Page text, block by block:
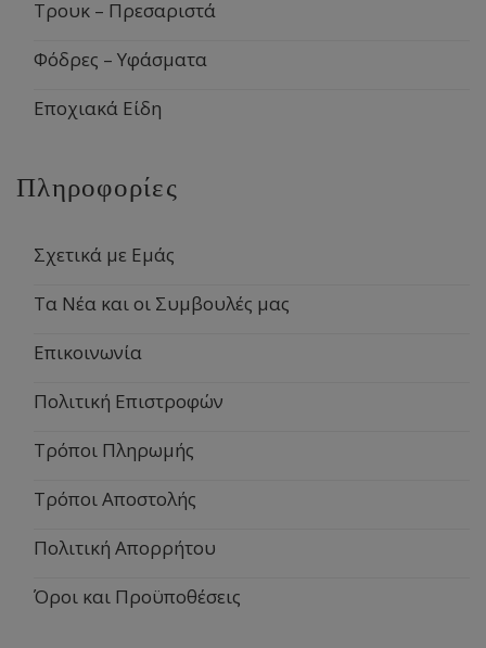
Τρουκ – Πρεσαριστά
Φόδρες – Υφάσματα
Εποχιακά Είδη
Πληροφορίες
Σχετικά με Εμάς
Τα Νέα και οι Συμβουλές μας
Επικοινωνία
Πολιτική Επιστροφών
Τρόποι Πληρωμής
Τρόποι Αποστολής
Πολιτική Απορρήτου
Όροι και Προϋποθέσεις